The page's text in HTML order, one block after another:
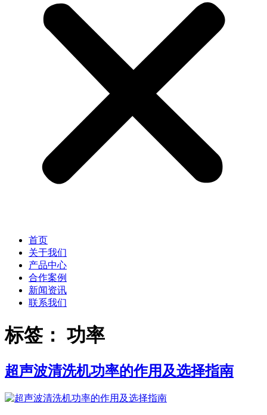
首页
关于我们
产品中心
合作案例
新闻资讯
联系我们
标签： 功率
超声波清洗机功率的作用及选择指南